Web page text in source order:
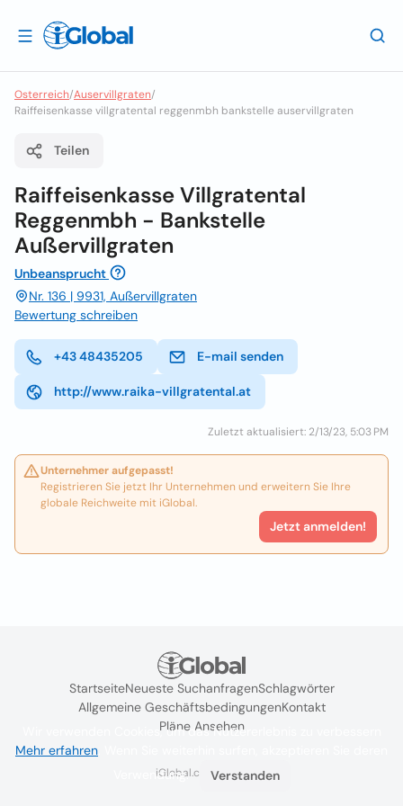
Osterreich/Auservillgraten/
Raiffeisenkasse villgratental reggenmbh bankstelle auservillgraten
Teilen
Raiffeisenkasse Villgratental
Reggenmbh - Bankstelle
Außervillgraten
Unbeansprucht
Nr. 136 | 9931, Außervillgraten
Bewertung schreiben
+43 48435205 E-mail senden
http://www.raika-villgratental.at
Zuletzt aktualisiert: 2/13/23, 5:03 PM
Unternehmer aufgepasst!
Registrieren Sie jetzt Ihr Unternehmen und erweitern Sie Ihre
globale Reichweite mit iGlobal.
Jetzt anmelden!
StartseiteNeueste SuchanfragenSchlagwörter
Allgemeine GeschäftsbedingungenKontakt
Pläne Ansehen
iGlobal.co @ 2024
Wir verwenden Cookies, um das Nutzererlebnis zu verbessern
Mehr erfahren
Verwendung.
Verstanden